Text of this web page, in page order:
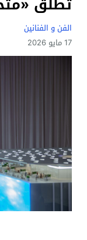
الفن و الفنانين
17 مايو 2026